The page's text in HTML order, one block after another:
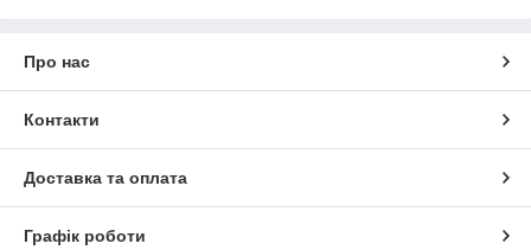
Про нас
Контакти
Доставка та оплата
Графік роботи